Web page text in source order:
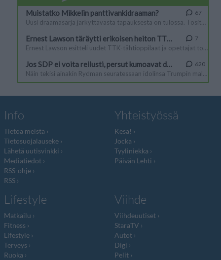
Info
Tietoa meistä
Tietosuojalauseke
Lähetä uutisvinkki
Mediatiedot
RSS-ohje
RSS
Yhteistyössä
Kesä!
Jocka
Tyyliniekka
Päivän Lehti
Lifestyle
Matkailu
Fitness
Lifestyle
Terveys
Ruoka
Viihde
Viihdeuutiset
StaraTV
Autot
Digi
Pelit